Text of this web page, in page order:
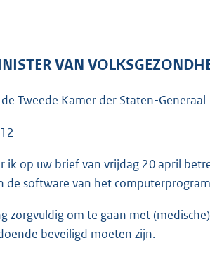
r
o
:
4
VAN
Tweede Kamer der Staten-Generaal
ik op uw brief van vrijdag 20 april
de software van het
zorgvuldig om te gaan met
beveiligd moeten zijn.